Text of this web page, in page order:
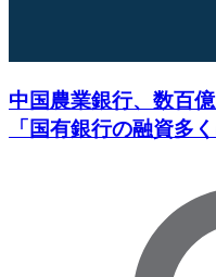
中国農業銀行、数百
「国有銀行の融資多